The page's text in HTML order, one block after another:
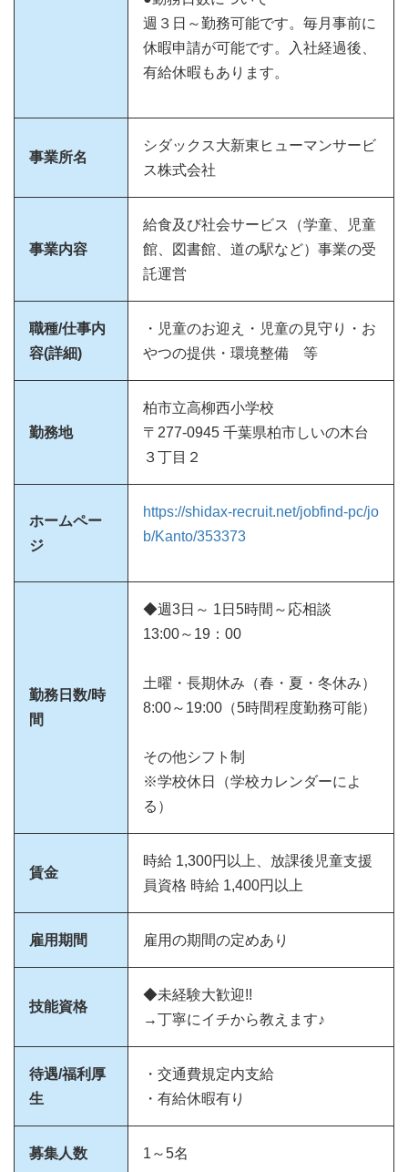
週３日～勤務可能です。毎月事前に
休暇申請が可能です。入社経過後、
有給休暇もあります。
事業所名
シダックス大新東ヒューマンサービ
ス株式会社
事業内容
給食及び社会サービス（学童、児童
館、図書館、道の駅など）事業の受
託運営
職種/仕事内
容(詳細)
・児童のお迎え・児童の見守り・お
やつの提供・環境整備 等
勤務地
柏市立高柳西小学校
〒277-0945 千葉県柏市しいの木台
３丁目２
ホームペー
ジ
https://shidax-recruit.net/jobfind-pc/jo
b/Kanto/353373
勤務日数/時
間
◆週3日～ 1日5時間～応相談
13:00～19：00
土曜・長期休み（春・夏・冬休み）
8:00～19:00（5時間程度勤務可能）
その他シフト制
※学校休日（学校カレンダーによ
る）
賃金
時給 1,300円以上、放課後児童支援
員資格 時給 1,400円以上
雇用期間 雇用の期間の定めあり
技能資格
◆未経験大歓迎!!
→丁寧にイチから教えます♪
待遇/福利厚
生
・交通費規定内支給
・有給休暇有り
募集人数 1～5名